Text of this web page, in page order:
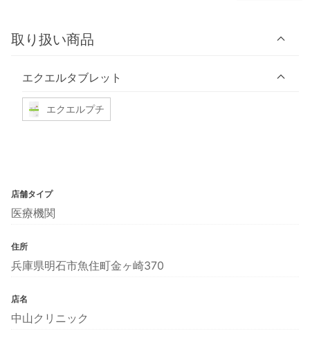
取り扱い商品
エクエルタブレット
エクエルプチ
店舗タイプ
医療機関
住所
兵庫県明石市魚住町金ヶ崎370
店名
中山クリニック